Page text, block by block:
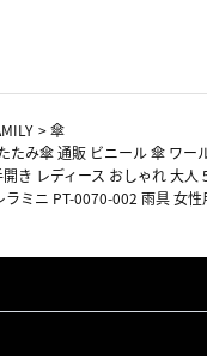
>傘
たみ傘 通販 ビニール 傘 ワー
き レディース おしゃれ 大人
ミニ PT-0070-002 雨具 女性